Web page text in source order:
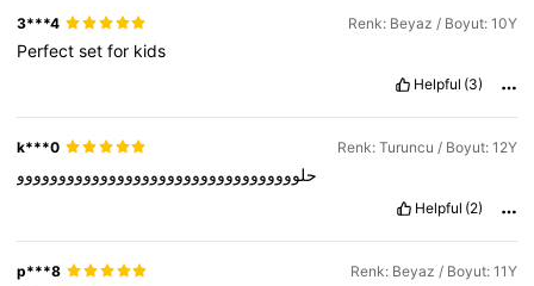
3***4 Renk: Beyaz / Boyut: 10Y
Perfectsetfor kids
Helpful (3)
k***0 Renk: Turuncu / Boyut: 12Y
حلوووووووووووووووووووووووووووووووووو
Helpful (2)
p***8 Renk: Beyaz / Boyut: 11Y